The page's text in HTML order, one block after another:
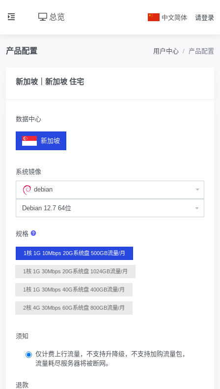
总览 中文简体 请登录
产品配置 用户中心 产品配置
新加坡｜新加坡 住宅
数据中心
新加坡
系统镜像
debian
规格
1核 1G 10Mbps 20G系统盘 500GB流量/月
1核 1G 30Mbps 20G系统盘 1024GB流量/月
1核 1G 30Mbps 40G系统盘 400GB流量/月
2核 4G 30Mbps 60G系统盘 800GB流量/月
须知
仅计费上行流量，不支持升降级，不支持加购流量包，
流量耗尽服务器将被断网。
退款